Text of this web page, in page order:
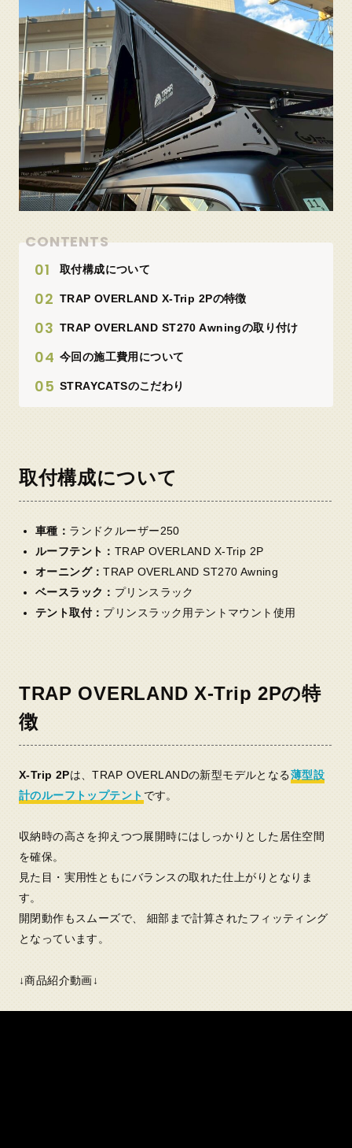
CONTENTS
取付構成について
TRAP OVERLAND X-Trip 2Pの特徴
TRAP OVERLAND ST270 Awningの取り付け
今回の施工費用について
STRAYCATSのこだわり
取付構成について
車種： ランドクルーザー250
ルーフテント： TRAP OVERLAND X-Trip 2P
オーニング：TRAP OVERLAND ST270 Awning
ベースラック： プリンスラック
テント取付： プリンスラック用テントマウント使用
TRAP OVERLAND X-Trip 2Pの特
徴
X-Trip 2Pは、TRAP OVERLANDの新型モデルとなる薄型設
計のルーフトップテント です。
収納時の高さを抑えつつ展開時にはしっかりとした居住空間
を確保。
見た目・実用性ともにバランスの取れた仕上がりとなりま
す。
開閉動作もスムーズで、 細部まで計算されたフィッティング
となっています。
↓商品紹介動画↓